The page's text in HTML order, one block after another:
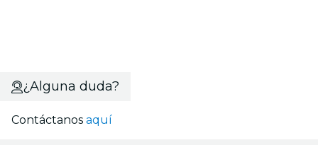
¿Alguna duda?
Contáctanos aquí